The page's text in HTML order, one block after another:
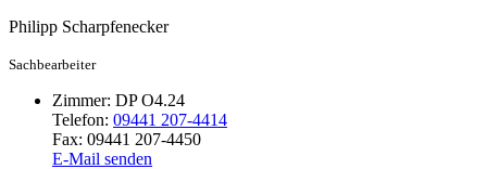
Philipp Scharpfenecker
Sachbearbeiter
Zimmer: DP O4.24
Telefon: 09441 207-4414
Fax: 09441 207-4450
E-Mail senden